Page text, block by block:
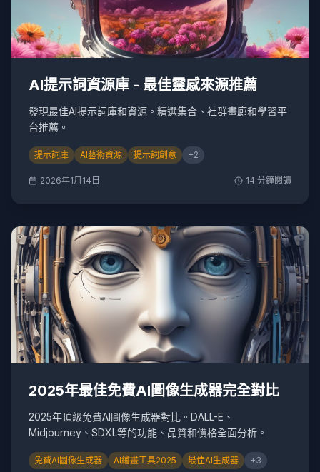
AI提示詞資源庫 - 最佳靈感來源推薦
發現最佳AI提示詞庫和資源。精選集合、社群畫廊和學習平
台推薦。
提示詞庫 AI藝術資源 提示詞創意 +2
2026年1月14日 14 分鐘閱讀
2025年最佳免費AI圖像生成器完全對比
2025年頂級免費AI圖像生成器對比。DALL-E、
Midjourney、SDXL等的功能、品質和價格全面分析。
免費AI圖像生成器 AI繪畫工具2025 最佳AI生成器 +3